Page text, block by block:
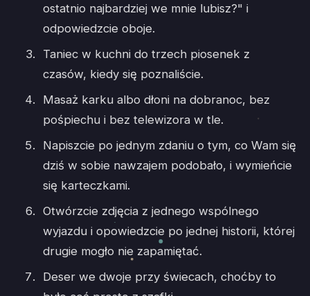
ostatnio najbardziej we mnie lubisz?" i
odpowiedzcie oboje.
Taniec w kuchni do trzech piosenek z
czasów, kiedy się poznaliście.
Masaż karku albo dłoni na dobranoc, bez
pośpiechu i bez telewizora w tle.
Napiszcie po jednym zdaniu o tym, co Wam się
dziś w sobie nawzajem podobało, i wymieńcie
się karteczkami.
Otwórzcie zdjęcia z jednego wspólnego
wyjazdu i opowiedzcie po jednej historii, której
drugie mogło nie zapamiętać.
Deser we dwoje przy świecach, choćby to